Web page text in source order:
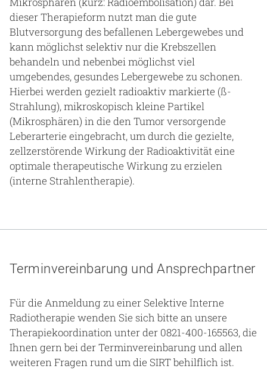
dieser Therapieform nutzt man die gute
Blutversorgung des befallenen Lebergewebes und
kann möglichst selektiv nur die Krebszellen
behandeln und nebenbei möglichst viel
umgebendes, gesundes Lebergewebe zu schonen.
Hierbei werden gezielt radioaktiv markierte (ß-
Strahlung), mikroskopisch kleine Partikel
(Mikrosphären) in die den Tumor versorgende
Leberarterie eingebracht, um durch die gezielte,
zellzerstörende Wirkung der Radioaktivität eine
optimale therapeutische Wirkung zu erzielen
(interne Strahlentherapie).
Terminvereinbarung und Ansprechpartner
Für die Anmeldung zu einer Selektive Interne
Radiotherapie wenden Sie sich bitte an unsere
Therapiekoordination unter der 0821-400-165563, die
Ihnen gern bei der Terminvereinbarung und allen
weiteren Fragen rund um die SIRT behilflich ist.